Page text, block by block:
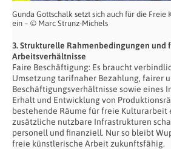
Gunda Gottschalk setzt sich auch für die Freie
ein – © Marc Strunz-Michels
3. Strukturelle Rahmenbedingungen und
Arbeitsverhältnisse
Faire Beschäftigung: Es braucht
Umsetzung tarifnaher Bezahlung, fairer
Beschäftigungsverhältnisse sowie eines
Erhalt und Entwicklung von
bestehende Räume für freie Kulturarbeit
zusätzliche nutzbare Infrastrukturen
personell und finanziell. Nur so bleibt
freie künstlerische Arbeit zukunftsfähig.